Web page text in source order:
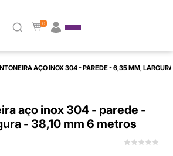
0
AÇO INOX 304 - PAREDE - 6,35 MM,
aço inox 304 - parede -
- 38,10 mm 6 metros